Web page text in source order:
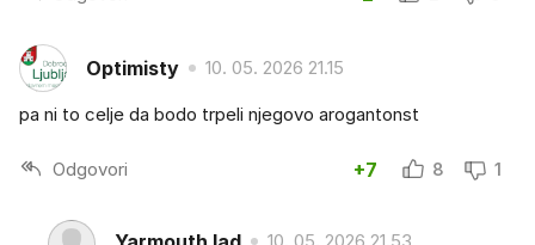
Optimisty 10. 05. 2026 21.15
pa ni to celje da bodo trpeli njegovo arogantonst
Odgovori +7 8 1